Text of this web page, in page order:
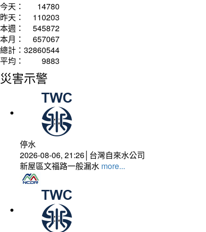
今天：
14780
昨天：
110203
本週：
545872
本月：
657067
總計： 32860544
平均：
9883
災害示警
停水
2026-08-06, 21:26│台灣自來水公司
新屋區文福路一般漏水 more...